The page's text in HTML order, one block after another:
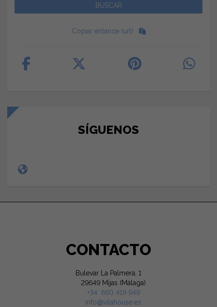
Copiar enlance (url)
SÍGUENOS
CONTACTO
Bulevar La Palmera, 1
29649 Mijas (Málaga)
+34 660 419 949
info@vilahouse.es